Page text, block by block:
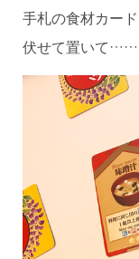
手札の食材カー
伏せて置いて……